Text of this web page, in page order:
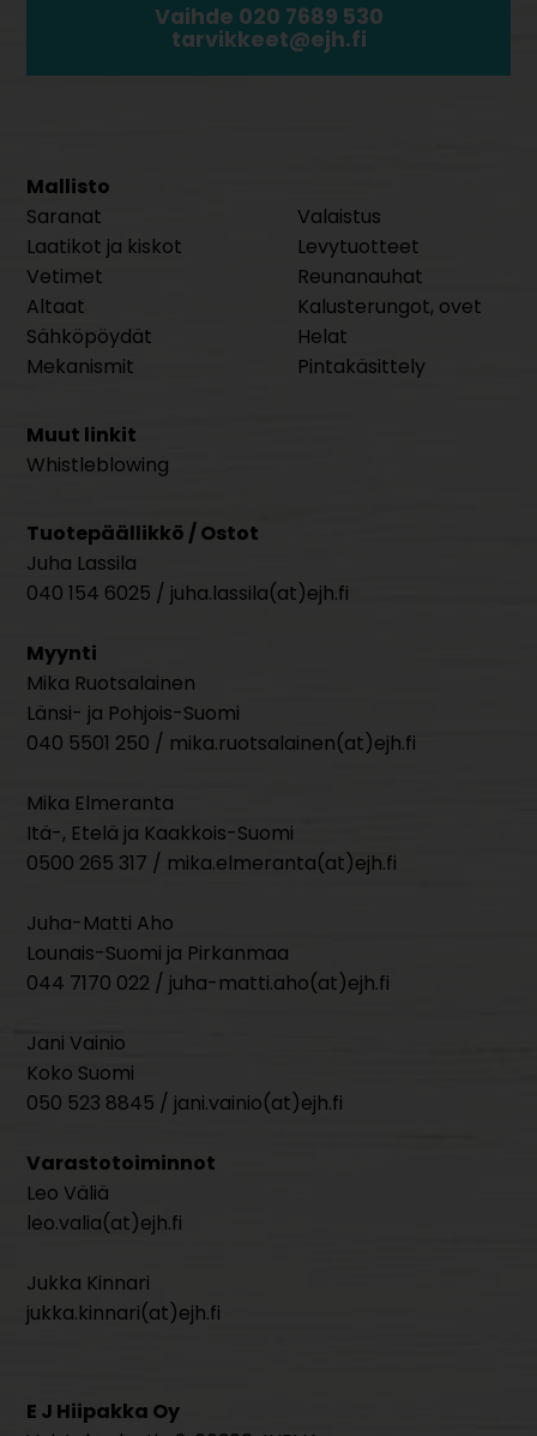
Vaihde 020 7689 530
tarvikkeet@ejh.fi
Mallisto
Saranat
Laatikot ja kiskot
Vetimet
Altaat
Sähköpöydät
Mekanismit
Valaistus
Levytuotteet
Reunanauhat
Kalusterungot, ovet
Helat
Pintakäsittely
Muut linkit
Whistleblowing
Tuotepäällikkö / Ostot
Juha Lassila
040 154 6025 / juha.lassila(at)ejh.fi
Myynti
Mika Ruotsalainen
Länsi- ja Pohjois-Suomi
040 5501 250 / mika.ruotsalainen(at)ejh.fi
Mika Elmeranta
Itä-, Etelä ja Kaakkois-Suomi
0500 265 317 / mika.elmeranta(at)ejh.fi
Juha-Matti Aho
Lounais-Suomi ja Pirkanmaa
044 7170 022 / juha-matti.aho(at)ejh.fi
Jani Vainio
Koko Suomi
050 523 8845 / jani.vainio(at)ejh.fi
Varastotoiminnot
Leo Väliä
leo.valia(at)ejh.fi
Jukka Kinnari
jukka.kinnari(at)ejh.fi
E J Hiipakka Oy